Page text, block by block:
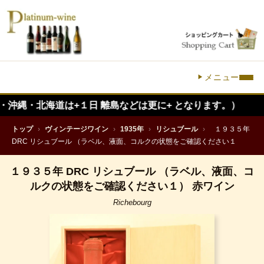
メニュー
は+１日 離島などは更に+ となります。）
トップ › ヴィンテージワイン › 1935年 › リシュブール ›
１９３５年
DRC リシュブール （ラベル、液面、コルクの状態をご確認ください１
１９３５年 DRC リシュブール （ラベル、液面、コ
ルクの状態をご確認ください１） 赤ワイン
Richebourg